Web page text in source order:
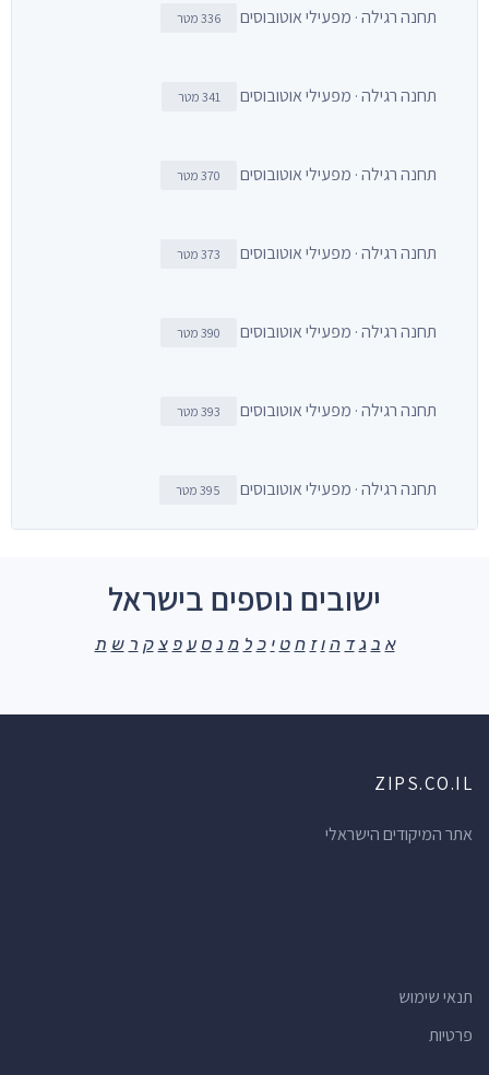
תחנה רגילה · מפעילי אוטובוסים 336 מטר
תחנה רגילה · מפעילי אוטובוסים 341 מטר
תחנה רגילה · מפעילי אוטובוסים 370 מטר
תחנה רגילה · מפעילי אוטובוסים 373 מטר
תחנה רגילה · מפעילי אוטובוסים 390 מטר
תחנה רגילה · מפעילי אוטובוסים 393 מטר
תחנה רגילה · מפעילי אוטובוסים 395 מטר
ישובים נוספים בישראל
א ב ג ד ה ו ז ח ט י כ ל מ נ ס ע פ צ ק ר ש ת
ZIPS.CO.IL
אתר המיקודים הישראלי
תנאי שימוש
פרטיות